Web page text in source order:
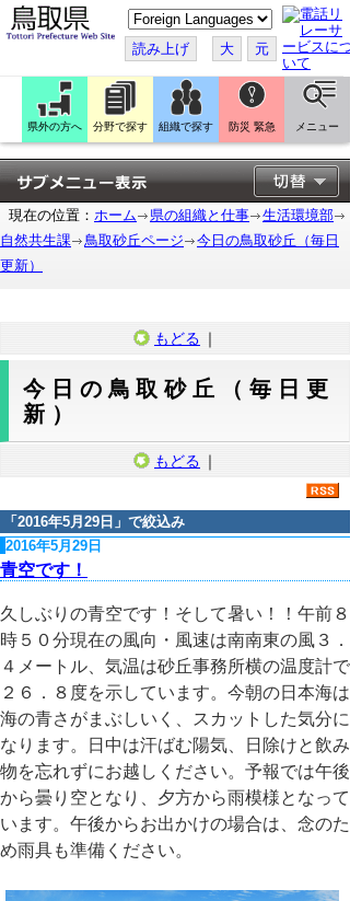
こ
の
ペ
ー
ジ
翻
訳
す
る
読み上げ 大 元
県外の方へ 分野で探す 組織で探す 防災 緊急 メニュー
現在の位置： ホーム 県の組織と仕事
生活環境部
自然共生課
鳥取砂丘ページ
今日の鳥取砂丘（毎日
更新）
もどる ｜
今日の鳥取砂丘（毎日更
新）
もどる ｜
「 2016年5月29日 」で絞込み
2016年5月29日
青空です！
久しぶりの青空です！そして暑い！！午前８
時５０分現在の風向・風速は南南東の風３．
４メートル、気温は砂丘事務所横の温度計で
２６．８度を示しています。今朝の日本海は
海の青さがまぶしいく、スカットした気分に
なります。日中は汗ばむ陽気、日除けと飲み
物を忘れずにお越しください。予報では午後
から曇り空となり、夕方から雨模様となって
います。午後からお出かけの場合は、念のた
め雨具も準備ください。